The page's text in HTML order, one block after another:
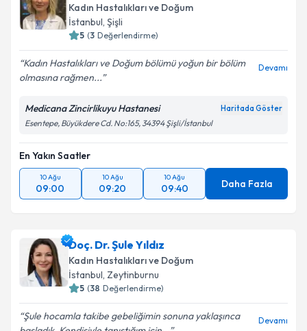
Kadın Hastalıkları ve Doğum
İstanbul, Şişli
( Değerlendirme)
Kadın Hastalıkları ve Doğum bölümü yoğun bir bölüm
olmasına rağmen...
Medicana Zincirlikuyu Hastanesi
Esentepe, Büyükdere Cd. No:165, 34394 Şişli/İstanbul
En Yakın Saatler
10 Ağu
09:00
10 Ağu
09:20
10 Ağu
09:40 Daha Fazla
Doç. Dr. Şule Yıldız
Kadın Hastalıkları ve Doğum
İstanbul, Zeytinburnu
( Değerlendirme)
Şule hocamla takibe gebeliğimin sonuna yaklaşınca